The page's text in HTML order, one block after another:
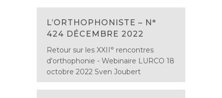
L’ORTHOPHONISTE – N°
424 DÉCEMBRE 2022
Retour sur les XXII° rencontres
d'orthophonie - Webinaire LURCO 18
octobre 2022 Sven Joubert